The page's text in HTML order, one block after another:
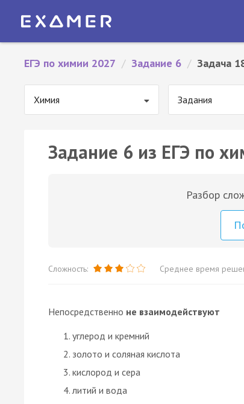
ЕГЭ по химии 2027 / Задание 6 / Задача
Химия Задания
Задание 6 из ЕГЭ по
Разбор
Сложность: Среднее время
Непосредственно не взаимодействуют
углерод и кремний
золото и соляная кислота
кислород и сера
литий и вода